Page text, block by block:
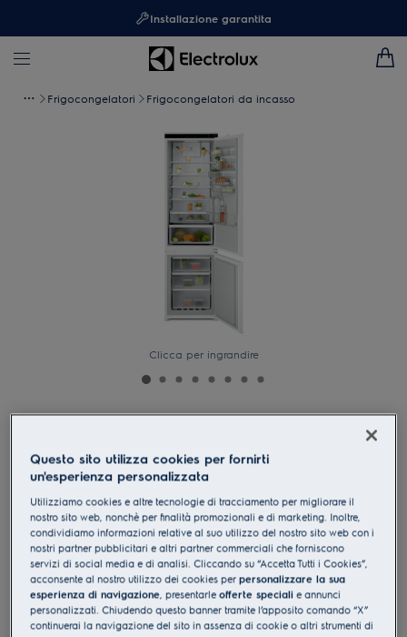
Installazione garantita
Frigocongelatori Frigocongelatori da incasso
Clicca per ingrandire
Frigocongelatore ad incasso Serie
600 188,4 cm
4.4 (30)
Documentazione tecnica
Vantaggi
Frigocongelatore 600 TwinTech® Total No Frost: l'evoluzione della
conservazione
TwinTech® Total No Frost fa sì che gli alimenti rimangano succosi e
idratati.
Vani interni realizzati con il 70% in plastica riciclata*
Questo sito utilizza cookies per fornirti
un'esperienza personalizzata
Utilizziamo cookies e altre tecnologie di tracciamento per migliorare il
nostro sito web, nonchè per finalità promozionali e di marketing. Inoltre,
condividiamo informazioni relative al suo utilizzo del nostro sito web con i
nostri partner pubblicitari e altri partner commerciali che forniscono
servizi di social media e di analisi. Cliccando su “Accetta Tutti i Cookies”,
acconsente al nostro utilizzo dei cookies perpersonalizzare la sua
esperienza di navigazione, presentarleofferte speciali e annunci
personalizzati. Chiudendo questo banner tramite l’apposito comando “X”
continuerai la navigazione del sito in assenza di cookie o altri strumenti di